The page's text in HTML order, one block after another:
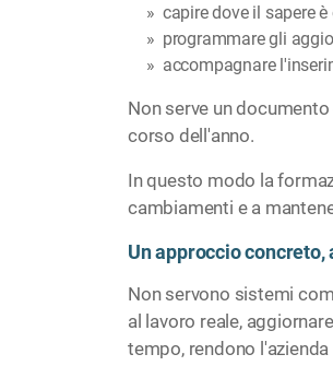
capire dove il sapere
programmare gli
accompagnare
Non serve un
corso dell'anno.
In questo modo la
cambiamenti e a
Un approccio
Non servono sistemi
al lavoro reale,
tempo, rendono